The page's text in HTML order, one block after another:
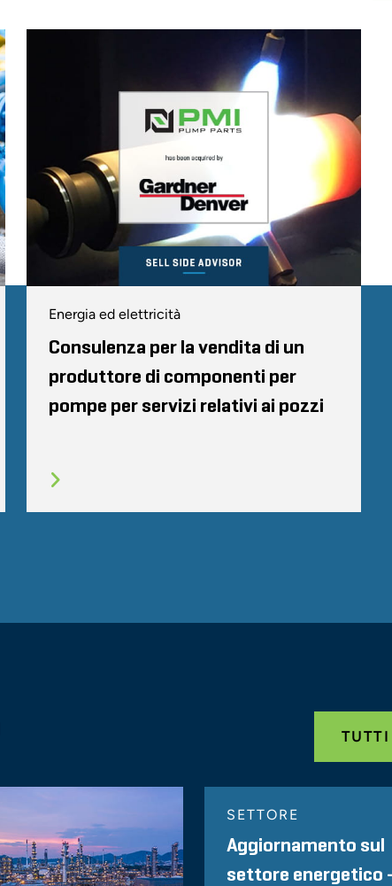
Energia ed elettricità
Consulenza per la vendita di un
produttore di componenti per
pompe per servizi relativi ai pozzi
SETTORE
Aggiornamento sul
settore energetico